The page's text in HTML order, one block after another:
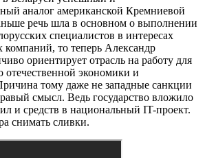
аналог американской Кремниевой
речь шла в основном о выполнении
специалистов в интересах
то теперь Александр
ориентирует отрасль на работу для
отечественной экономики и
тому даже не западные санкции
смысл. Ведь государство вложило
и средств в национальный IT-проект.
снимать сливки.